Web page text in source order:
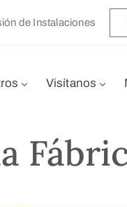
de Instalaciones
Visítanos